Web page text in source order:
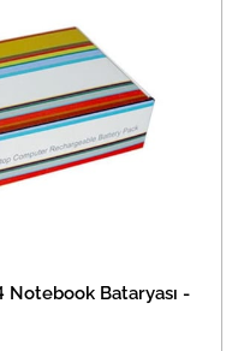
Notebook Bataryası -